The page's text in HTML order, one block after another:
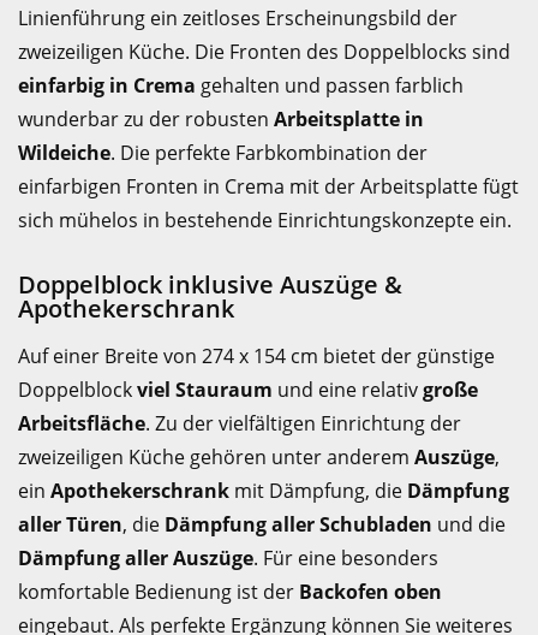
Linienführung ein zeitloses Erscheinungsbild der
zweizeiligen Küche. Die Fronten des Doppelblocks sind
einfarbig in Crema gehalten und passen farblich
wunderbar zu der robusten Arbeitsplatte in
Wildeiche. Die perfekte Farbkombination der
einfarbigen Fronten in Crema mit der Arbeitsplatte fügt
sich mühelos in bestehende Einrichtungskonzepte ein.
Doppelblock inklusive Auszüge &
Apothekerschrank
Auf einer Breite von 274 x 154 cm bietet der günstige
Doppelblockviel Stauraum und eine relativgroße
Arbeitsfläche. Zu der vielfältigen Einrichtung der
zweizeiligen Küche gehören unter anderem Auszüge,
ein Apothekerschrank mit Dämpfung, die Dämpfung
aller Türen, die Dämpfung aller Schubladen und die
Dämpfung aller Auszüge. Für eine besonders
komfortable Bedienung ist der Backofen oben
eingebaut. Als perfekte Ergänzung können Sie weiteres